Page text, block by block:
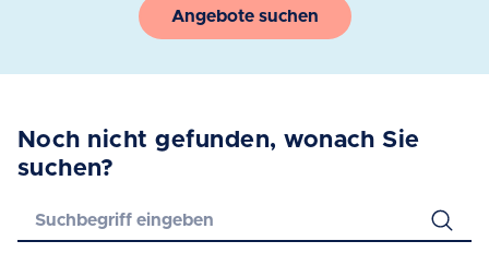
Angebote suchen
Noch nicht gefunden, wonach Sie
suchen?